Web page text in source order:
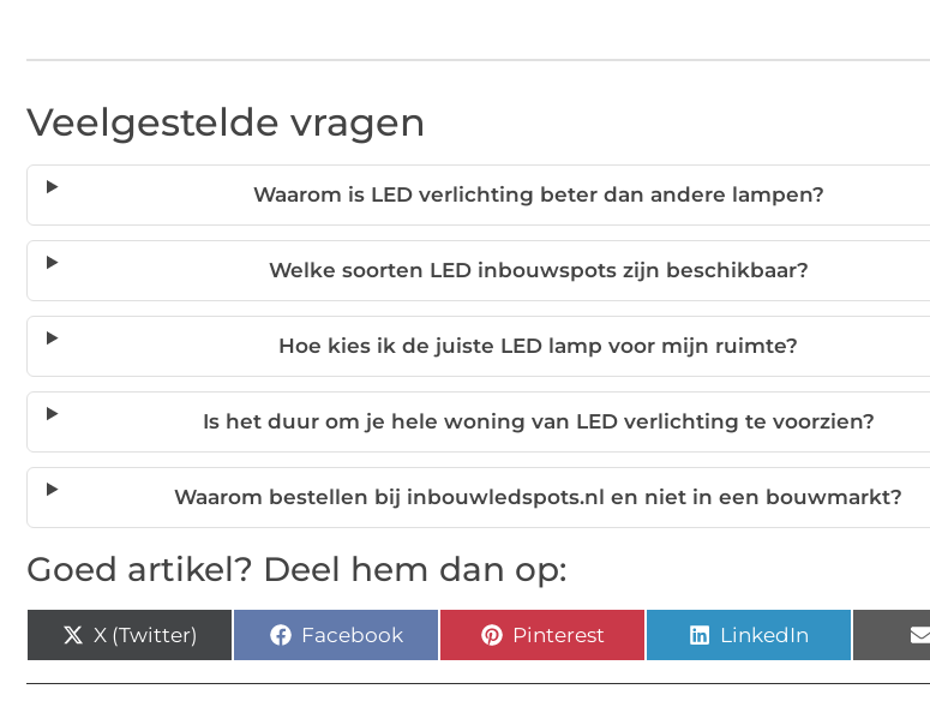
Veelgestelde vragen
Waarom is LED verlichting beter dan andere lampen?
Welke soorten LED inbouwspots zijn beschikbaar?
Hoe kies ik de juiste LED lamp voor mijn ruimte?
Is het duur om je hele woning van LED verlichting te voorzien?
Waarom bestellen bij inbouwledspots.nl en niet in een bouwmarkt?
Goed artikel? Deel hem dan op:
X (Twitter) Facebook Pinterest LinkedIn